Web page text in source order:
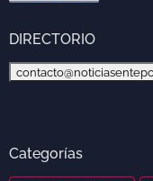
DIRECTORIO
Categorías